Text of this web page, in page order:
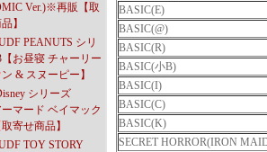
Ver.)※再販【取
】
PEANUTS シリ
【お昼寝 チャーリー
& スヌーピー】
シリーズ
ーマード ベイマック
寄せ商品】
TOY STORY
BASIC(E)
BASIC(@)
BASIC(R)
BASIC(小B)
BASIC(I)
BASIC(C)
BASIC(K)
SECRET HORROR(IRON